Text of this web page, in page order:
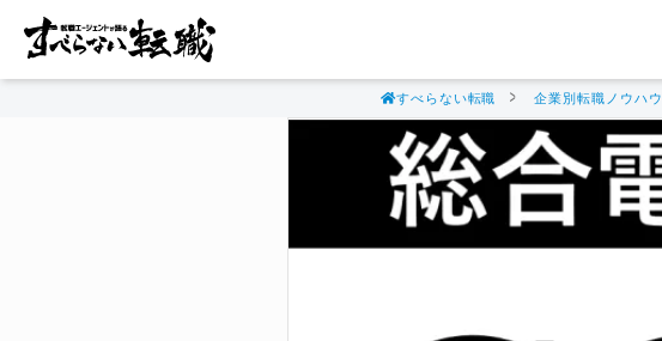
すべらない転職 企業別転職ノウハウ